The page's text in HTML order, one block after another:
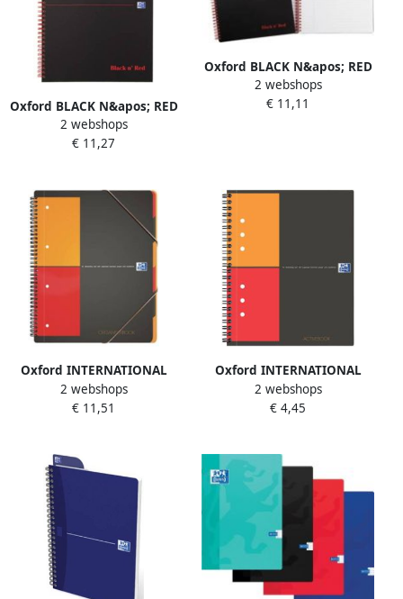
Oxford BLACK N&apos; RED
spiraalblok karton 140
bladzijden ft A4 geruit 5
2 webshops
€ 11,27
Oxford BLACK N&apos; RED
spiraalblok kunststof 140
bladzijden ft A4 gelijnd
2 webshops
€ 11,11
Oxford INTERNATIONAL
organiserbook 160
bladzijden ft A4+ geruit 5
2 webshops
€ 11,51
Oxford INTERNATIONAL
activebook 160 bladzijden ft
A5+ geruit 5 mm
2 webshops
€ 4,45